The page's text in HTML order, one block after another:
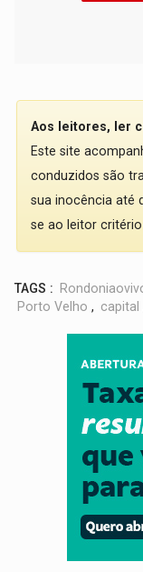
Aos leitores, ler
Este site
conduzidos são
sua inocência até
se ao leitor
TAGS :
Porto Velho , capital